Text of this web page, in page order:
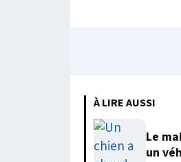
À LIRE AUSSI
Le
un